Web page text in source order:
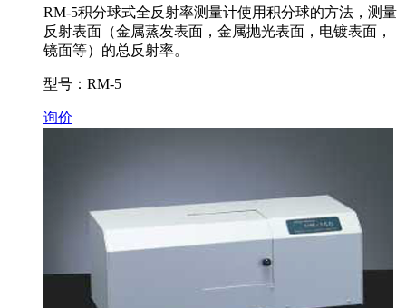
RM-5积分球式全反射率测量计使用积分球的方法，测量
反射表面（金属蒸发表面，金属抛光表面，电镀表面，
镜面等）的总反射率。
型号：RM-5
询价